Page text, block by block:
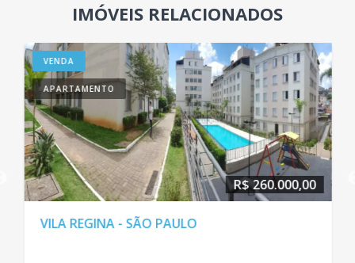
IMÓVEIS RELACIONADOS
VENDA
APARTAMENTO
R$ 260.000,00
VILA REGINA - SÃO PAULO